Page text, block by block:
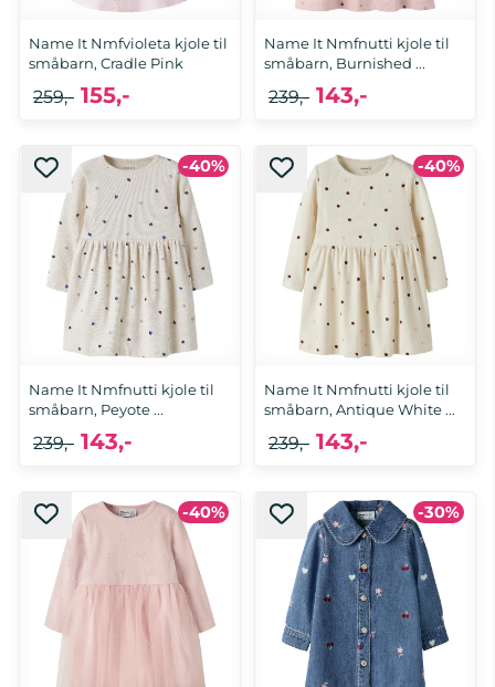
Name It Nmfvioleta kjole til
småbarn, Cradle Pink
92, 98, 104, 110, 116
155,-
259,-
Name It Nmfnutti kjole til
småbarn, Burnished ...
92, 98
143,-
239,-
-40%
Name It Nmfnutti kjole til
småbarn, Peyote ...
92, 98, 104, 110
143,-
239,-
-40%
Name It Nmfnutti kjole til
småbarn, Antique White ...
92, 98, 104, 110, 116
143,-
239,-
-40% -30%